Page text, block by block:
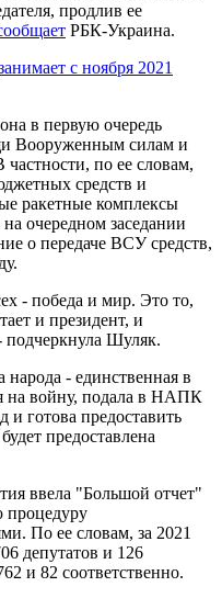
продлив ее
РБК-Украина.
с ноября 2021
в первую очередь
Вооруженным силам и
по ее словам,
средств и
ракетные комплексы
очередном заседании
о передаче ВСУ средств,
- победа и мир. Это то,
и президент, и
Шуляк.
народа - единственная в
на войну, подала в НАПК
и готова предоставить
предоставлена
ввела "Большой отчет"
процедуру
По ее словам, за 2021
депутатов и 126
и 82 соответственно.